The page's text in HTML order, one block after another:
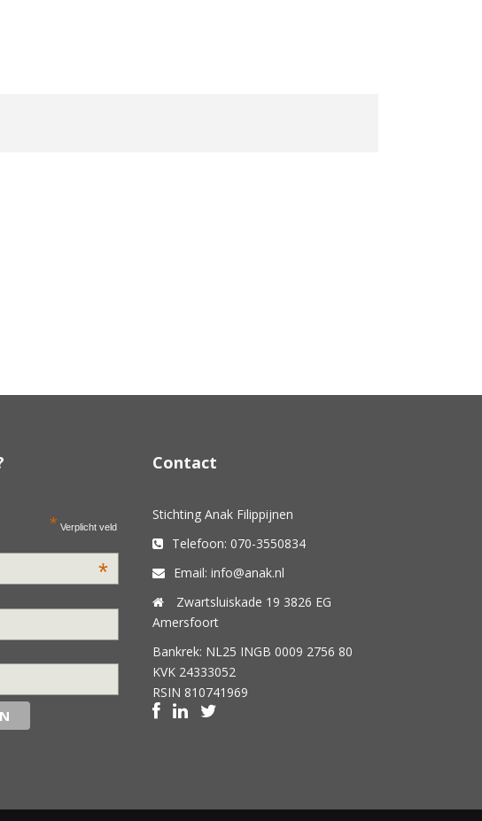
* Verplicht veld
*
Contact
Stichting Anak Filippijnen
Telefoon: 070-3550834
Email: info@anak.nl
Zwartsluiskade 19 3826 EG
Amersfoort
Bankrek: NL25 INGB 0009 2756 80
KVK 24333052
RSIN 810741969